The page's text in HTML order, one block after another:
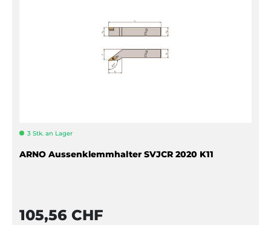
3 Stk. an Lager
ARNO Aussenklemmhalter SVJCR 2020 K11
105,56 CHF